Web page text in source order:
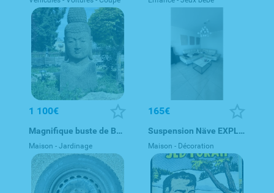
1 100€
Magnifique buste de Bouddha en pierre
Maison - Jardinage
165€
Suspension Näve EXPLOSION – 98/150 cm
Maison - Décoration